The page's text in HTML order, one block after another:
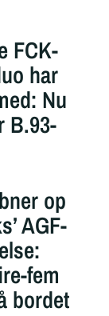
FCK-
har
Nu
B.93-
op
AGF-
fem
bordet